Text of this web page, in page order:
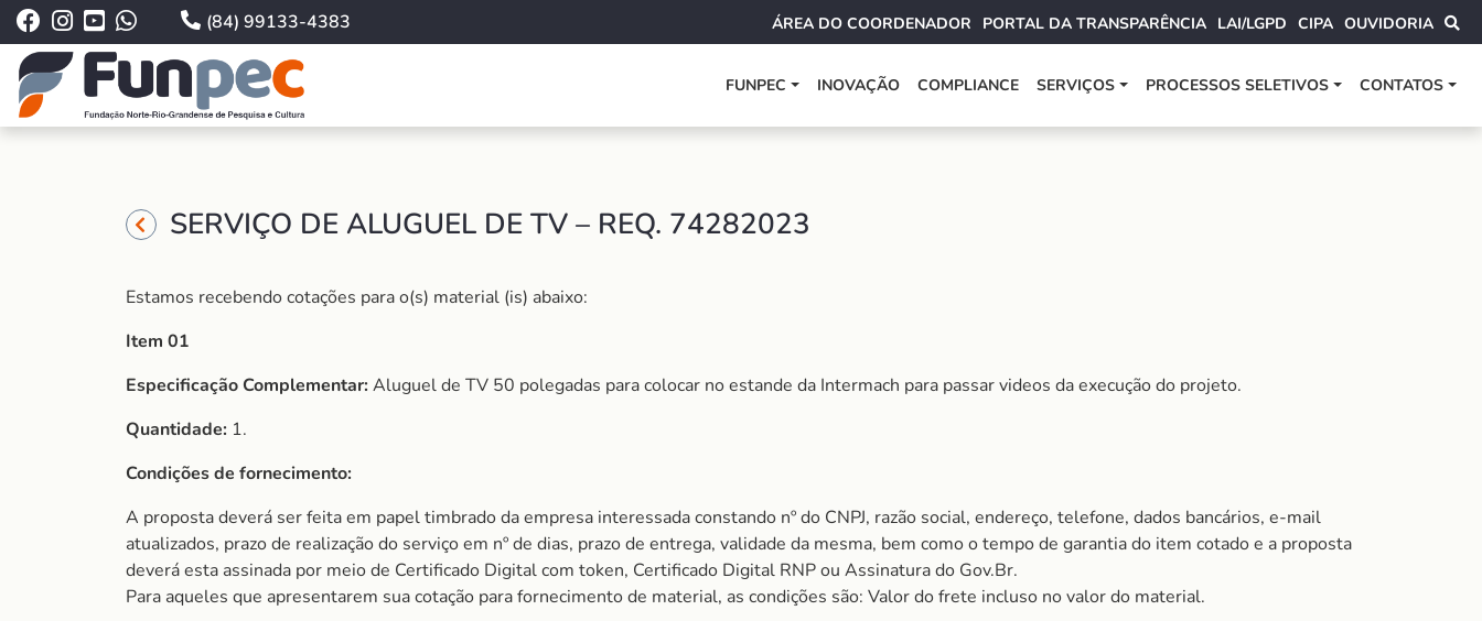
(84) 99133-4383 ÁREA DO COORDENADOR PORTAL DA TRANSPARÊNCIA LAI/LGPD CIPA OUVIDORIA
FUNPEC INOVAÇÃO COMPLIANCE SERVIÇOS PROCESSOS SELETIVOS CONTATOS
SERVIÇO DE ALUGUEL DE TV – REQ. 74282023
Estamos recebendo cotações para o(s) material (is) abaixo:
Item 01
Especificação Complementar:Aluguel de TV 50 polegadas para colocar no estande da Intermach para passar videos da execução do projeto.
Quantidade: 1.
Condições de fornecimento:
A proposta deverá ser feita em papel timbrado da empresa interessada constando nº do CNPJ, razão social, endereço, telefone, dados bancários, e-mail
atualizados, prazo de realização do serviço em nº de dias, prazo de entrega, validade da mesma, bem como o tempo de garantia do item cotado e a proposta
deverá esta assinada por meio de Certificado Digital com token, Certificado Digital RNP ou Assinatura do Gov.Br.
Para aqueles que apresentarem sua cotação para fornecimento de material, as condições são: Valor do frete incluso no valor do material.